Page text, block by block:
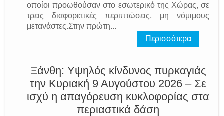
οποίοι προωθούσαν στο εσωτερικό της Χώρας, σε
τρεις διαφορετικές περιπτώσεις, μη νόμιμους
μετανάστες.Στην πρώτη...
Περισσότερα
Ξάνθη: Υψηλός κίνδυνος πυρκαγιάς
την Κυριακή 9 Αυγούστου 2026 – Σε
ισχύ η απαγόρευση κυκλοφορίας στα
περιαστικά δάση